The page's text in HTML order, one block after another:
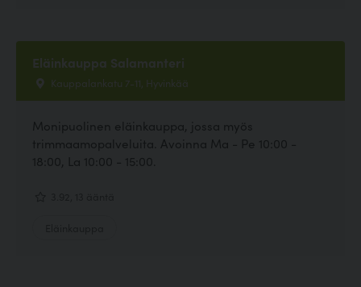
Eläinkauppa Salamanteri
Kauppalankatu 7-11, Hyvinkää
Monipuolinen eläinkauppa, jossa myös
trimmaamopalveluita. Avoinna Ma - Pe 10:00 -
18:00, La 10:00 - 15:00.